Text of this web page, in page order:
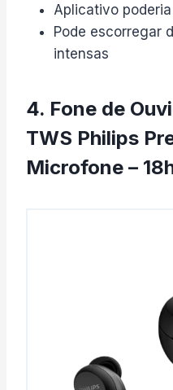
Aplicativo
Pode escorregar
intensas
4. Fone de
TWS Philips
Microfone –